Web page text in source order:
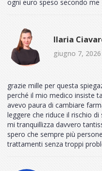
ogni euro speso secondo me
Ilaria
giugno 7,
grazie mille per questa
perché il mio medico insiste
avevo paura di cambiare
leggere che riduce il rischio
mi tranquillizza davvero
spero che sempre più
trattamenti senza troppi